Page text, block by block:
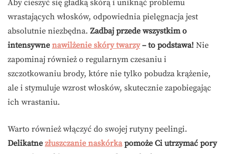
Aby cieszyć się gładką skórą i uniknąć problemu
wrastających włosków, odpowiednia pielęgnacja jest
absolutnie niezbędna. Zadbaj przede wszystkim o
intensywne nawilżenie skóry twarzy– to podstawa! Nie
zapominaj również o regularnym czesaniu i
szczotkowaniu brody, które nie tylko pobudza krążenie,
ale i stymuluje wzrost włosków, skutecznie zapobiegając
ich wrastaniu.
Warto również włączyć do swojej rutyny peelingi.
Delikatne złuszczanie naskórkapomoże Ci utrzymać pory